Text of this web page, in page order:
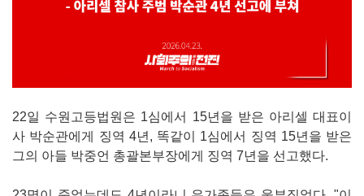
22일 수원고등법원은 1심에서 15년을 받은 아리셀 대표이
사 박순관에게 징역 4년, 똑같이 1심에서 징역 15년을 받은
그의 아들 박중언 총괄본부장에게 징역 7년을 선고했다.